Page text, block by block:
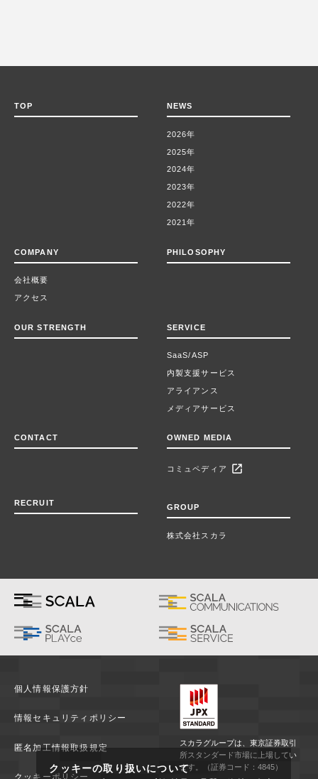
TOP NEWS
2026年
2025年
2024年
2023年
2022年
2021年
COMPANY
会社概要
アクセス
PHILOSOPHY
OUR STRENGTH SERVICE
SaaS/ASP
内製支援サービス
アライアンス
メディアサービス
CONTACT OWNED MEDIA
コミュペディア open_in_new
RECRUIT
GROUP
株式会社スカラ
個人情報保護方針
情報セキュリティポリシー
匿名加工情報取扱規定
クッキーポリシー
スカラグループは、東京証券取引
所スタンダード市場に上場してい
ます。（証券コード：4845）
クッキーの取り扱いについて